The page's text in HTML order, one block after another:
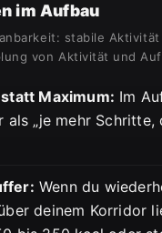
im Aufbau
stabile
von Aktivität und
Maximum: Im
als „je mehr Schritte,
Wenn du
deinem Korridor